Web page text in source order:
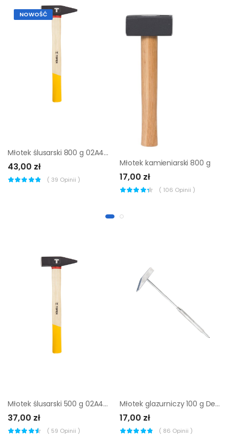
NOWOŚĆ
Młotek ślusarski 800 g 02A408 Topex
43,00 zł
( 39 Opinii )
Młotek kamieniarski 800 g
17,00 zł
( 106 Opinii )
Młotek ślusarski 500 g 02A405 Topex
37,00 zł
( 59 Opinii )
Młotek glazurniczy 100 g Dexter
17,00 zł
( 86 Opinii )